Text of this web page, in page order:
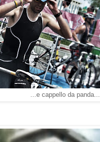
...e cappello da panda...